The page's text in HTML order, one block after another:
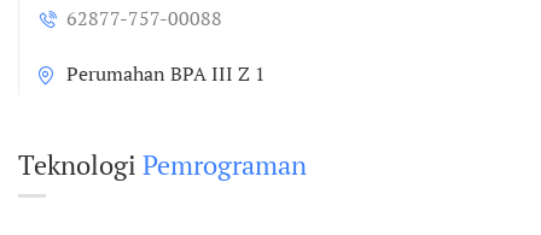
62877-757-00088
Perumahan BPA III Z 1
Teknologi Pemrograman